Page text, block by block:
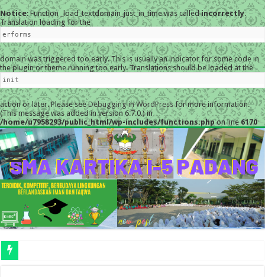
Notice: Function _load_textdomain_just_in_time was calledincorrectly.
Translation loading for the
erforms
domain was triggered too early. This is usually an indicator for some code in
the plugin or theme running too early. Translations should be loaded at the
init
action or later. Please seeDebugging in WordPressfor more information.
(This message was added in version 6.7.0.) in
/home/u7958293/public_html/wp-includes/functions.phpon line 6170